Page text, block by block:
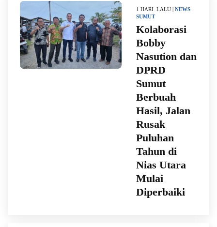
1 HARI LALU | NEWS
SUMUT
Kolaborasi
Bobby
Nasution dan
DPRD
Sumut
Berbuah
Hasil, Jalan
Rusak
Puluhan
Tahun di
Nias Utara
Mulai
Diperbaiki